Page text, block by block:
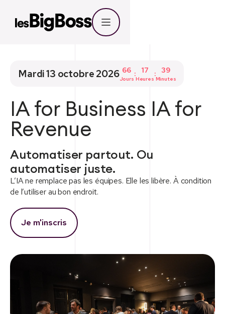
Mardi 13 octobre 2026 66
Jours
: 17
Heures
: 39
Minutes
IA for Business IA for
Revenue
Automatiser partout. Ou
automatiser juste.
L’IA ne remplace pas les équipes. Elle les libère. À condition
de l’utiliser au bon endroit.
Je m'inscris